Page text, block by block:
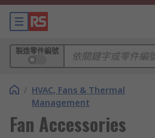
製造零件編號
/ HVAC, Fans & Thermal
Management
Fan Accessories